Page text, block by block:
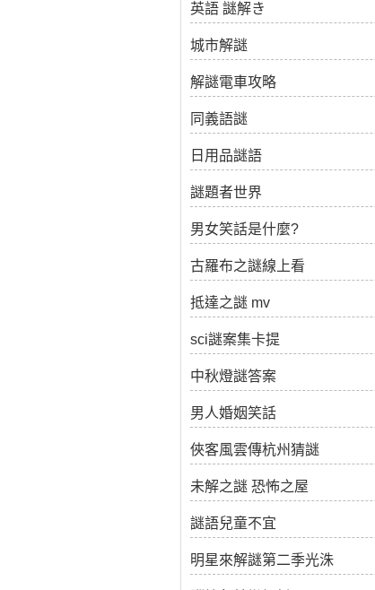
英語 謎解き
城市解謎
解謎電車攻略
同義語謎
日用品謎語
謎題者世界
男女笑話是什麼?
古羅布之謎線上看
抵達之謎 mv
sci謎案集卡提
中秋燈謎答案
男人婚姻笑話
俠客風雲傳杭州猜謎
未解之謎 恐怖之屋
謎語兒童不宜
明星來解謎第二季光洙